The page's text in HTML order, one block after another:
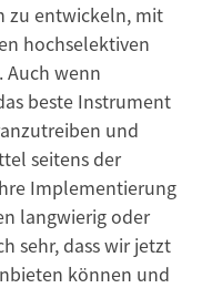
zu entwickeln, mit
hochselektiven
wenn
beste Instrument
und
seitens der
Implementierung
langwierig oder
sehr, dass wir jetzt
können und